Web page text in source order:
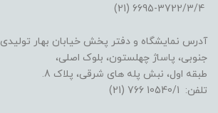
آدرس نمایشگاه و دفتر پخش خیابان بهار
جنوبی، پاساژ چهلستون، بلوک اصلی،
طبقه اول، نبش پله های شرقی، پلاک 8.
تلفن: 10540/1 766 (21)